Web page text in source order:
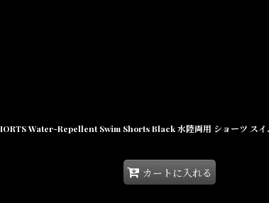
Water-Repellent Swim Shorts Black 水陸両用 ショーツ スイ
カートに入れる